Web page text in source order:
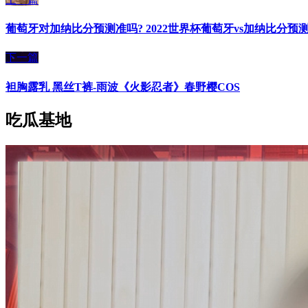
葡萄牙对加纳比分预测准吗? 2022世界杯葡萄牙vs加纳比分预
下一篇
袒胸露乳 黑丝T裤-雨波《火影忍者》春野樱COS
吃瓜基地